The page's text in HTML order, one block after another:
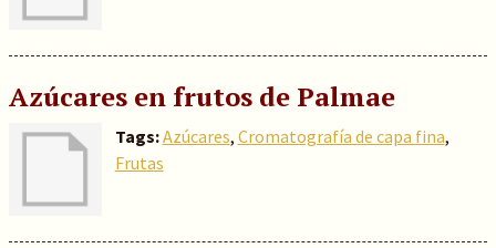
Azúcares en frutos de Palmae
Tags:Azúcares, Cromatografía de capa fina,
Frutas